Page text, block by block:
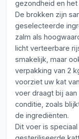
gezondheid en
De brokken zijn
geselecteerde
zalm als
licht verteerbare
smakelijk, maar
verpakking van 2
voorziet uw kat
voer draagt bij
conditie, zoals
de ingrediënten.
Dit voer is